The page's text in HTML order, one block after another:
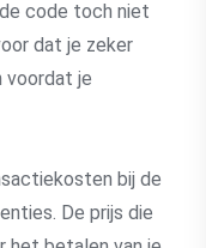
code toch niet
dat je zeker
voordat je
bij de
De prijs die